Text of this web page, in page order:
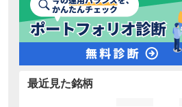
最近見た銘柄